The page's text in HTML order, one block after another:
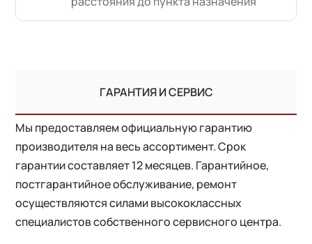
ГАРАНТИЯ И СЕРВИС
Мы предоставляем официальную гарантию
производителя на весь ассортимент. Срок
гарантии составляет 12 месяцев. Гарантийное,
постгарантийное обслуживание, ремонт
осуществляются силами высококлассных
специалистов собственного сервисного центра.